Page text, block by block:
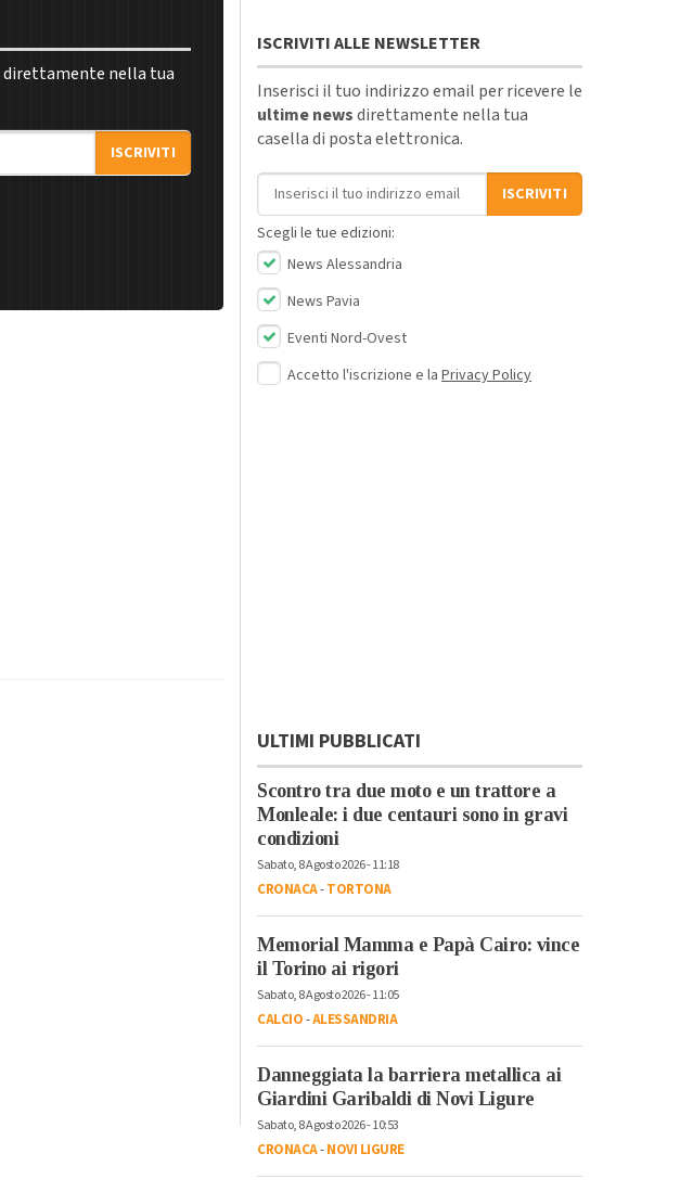
direttamente nella tua
ISCRIVITI
ISCRIVITI ALLE NEWSLETTER
Inserisci il tuo indirizzo email per ricevere le
ultime newsdirettamente nella tua
casella di posta elettronica.
Indirizzo email
ISCRIVITI
Scegli le tue edizioni:
News Alessandria
News Pavia
Eventi Nord-Ovest
Accetto l'iscrizione e la Privacy Policy
ULTIMI PUBBLICATI
Scontro tra due moto e un trattore a
Monleale: i due centauri sono in gravi
condizioni
Sabato, 8 Agosto 2026 - 11:18
CRONACA-TORTONA
Memorial Mamma e Papà Cairo: vince
il Torino ai rigori
Sabato, 8 Agosto 2026 - 11:05
CALCIO-ALESSANDRIA
Danneggiata la barriera metallica ai
Giardini Garibaldi di Novi Ligure
Sabato, 8 Agosto 2026 - 10:53
CRONACA-NOVI LIGURE